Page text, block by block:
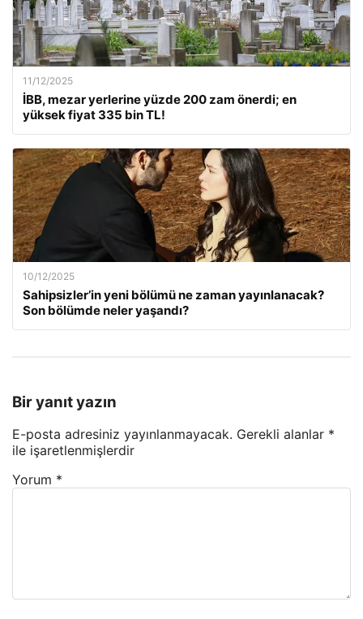
11/12/2025
İBB, mezar yerlerine yüzde 200 zam önerdi; en
yüksek fiyat 335 bin TL!
10/12/2025
Sahipsizler’in yeni bölümü ne zaman yayınlanacak?
Son bölümde neler yaşandı?
Bir yanıt yazın
E-posta adresiniz yayınlanmayacak. Gerekli alanlar *
ile işaretlenmişlerdir
Yorum *